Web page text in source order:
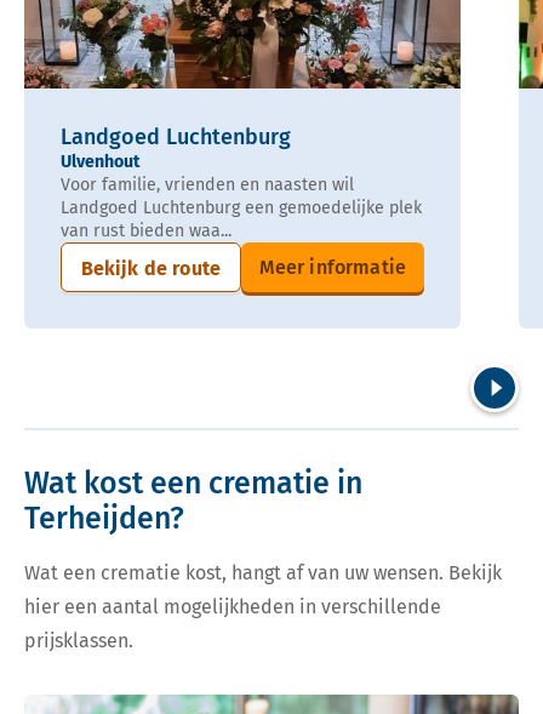
Landgoed Luchtenburg
Ulvenhout
Voor familie, vrienden en naasten wil
Landgoed Luchtenburg een gemoedelijke plek
van rust bieden waa...
Bekijk de route Meer informatie
Wat kost een crematie in
Terheijden?
Wat een crematie kost, hangt af van uw wensen. Bekijk
hier een aantal mogelijkheden in verschillende
prijsklassen.
Bekijk tarieven voor crematie